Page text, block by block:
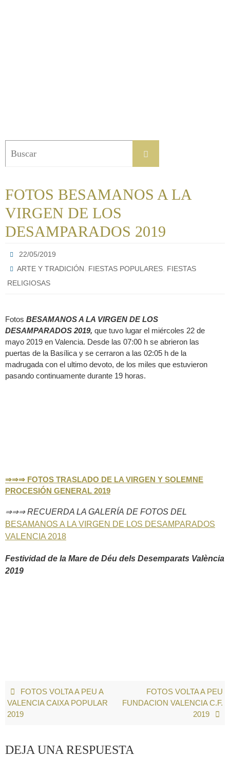
Buscar
FOTOS BESAMANOS A LA
VIRGEN DE LOS
DESAMPARADOS 2019
22/05/2019
ARTE Y TRADICIÓN, FIESTAS POPULARES, FIESTAS
RELIGIOSAS
Fotos BESAMANOS A LA VIRGEN DE LOS
DESAMPARADOS 2019, que tuvo lugar el miércoles 22 de
mayo 2019 en Valencia. Desde las 07:00 h se abrieron las
puertas de la Basílica y se cerraron a las 02:05 h de la
madrugada con el ultimo devoto, de los miles que estuvieron
pasando continuamente durante 19 horas.
⇒⇒⇒ FOTOS TRASLADO DE LA VIRGEN Y SOLEMNE
PROCESIÓN GENERAL 2019
⇒⇒⇒RECUERDA LA GALERÍA DE FOTOS DEL
BESAMANOS A LA VIRGEN DE LOS DESAMPARADOS
VALENCIA 2018
Festividad de la Mare de Déu dels Desemparats València
2019
FOTOS VOLTA A PEU A
VALENCIA CAIXA POPULAR
2019
FOTOS VOLTA A PEU
FUNDACION VALENCIA C.F.
2019
DEJA UNA RESPUESTA